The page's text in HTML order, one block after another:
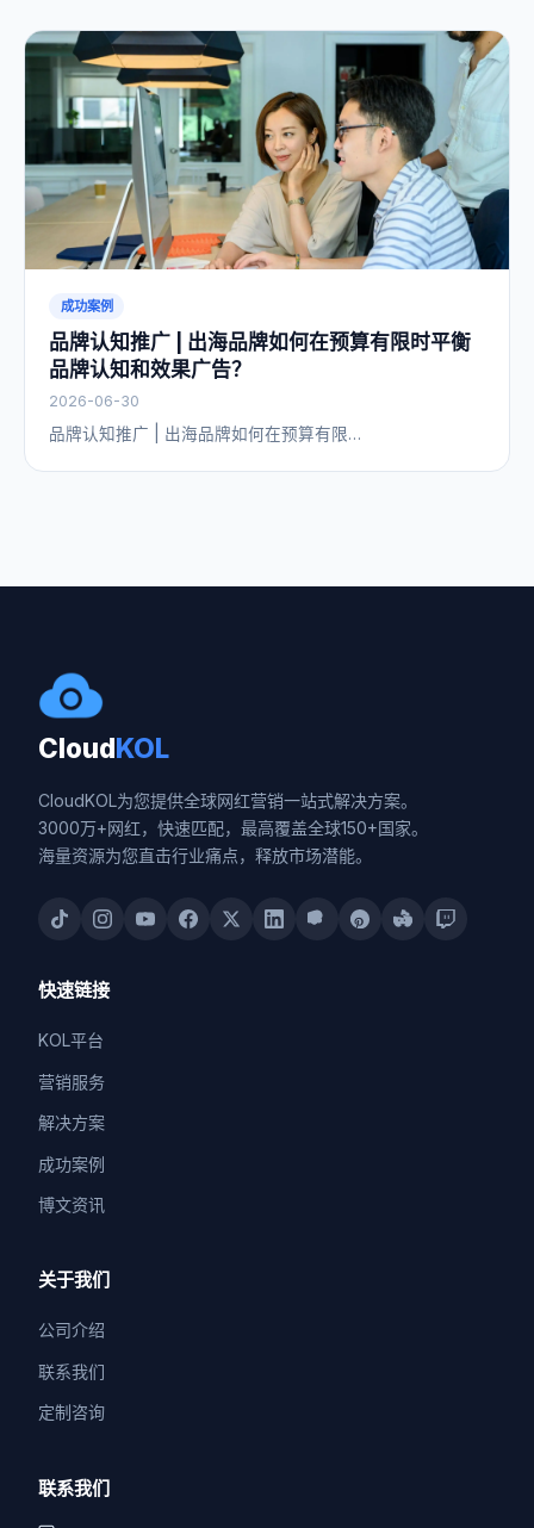
成功案例
品牌认知推广 | 出海品牌如何在预算有限时平衡
品牌认知和效果广告？
2026-06-30
品牌认知推广 | 出海品牌如何在预算有限…
CloudKOL
CloudKOL为您提供全球网红营销一站式解决方案。
3000万+网红，快速匹配，最高覆盖全球150+国家。
海量资源为您直击行业痛点，释放市场潜能。
快速链接
KOL平台
营销服务
解决方案
成功案例
博文资讯
关于我们
公司介绍
联系我们
定制咨询
联系我们